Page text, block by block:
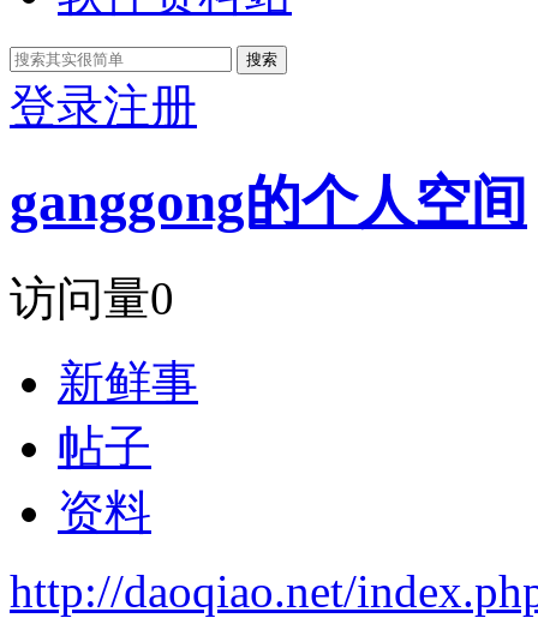
搜索
登录注册
ganggong的个人空间
访问量0
新鲜事
帖子
资料
http://daoqiao.net/